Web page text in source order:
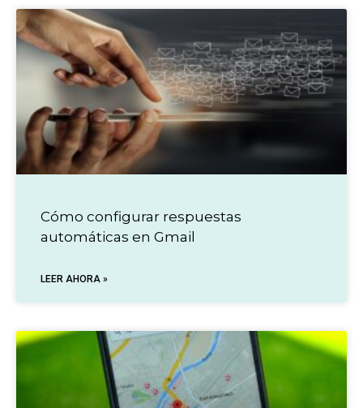
Cómo configurar respuestas
automáticas en Gmail
LEER AHORA »